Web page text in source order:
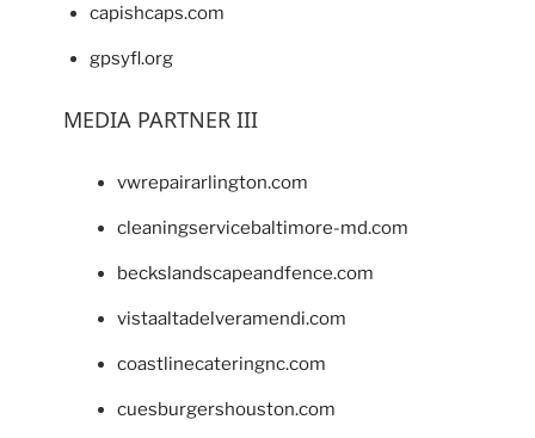
capishcaps.com
gpsyfl.org
MEDIA PARTNER III
vwrepairarlington.com
cleaningservicebaltimore-md.com
beckslandscapeandfence.com
vistaaltadelveramendi.com
coastlinecateringnc.com
cuesburgershouston.com